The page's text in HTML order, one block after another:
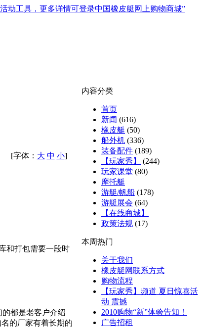
[字体： 大 中 小]
和打包需要一段时
都是老客户介绍
的厂家有着长期的
内容分类
首页
新闻 (616)
橡皮艇 (50)
船外机 (336)
装备配件 (189)
【玩家秀】
(244)
玩家课堂 (80)
摩托艇
游艇/帆船 (178)
游艇展会 (64)
【在线商城】
政策法规 (17)
本周热门
关于我们
橡皮艇网联系方式
购物流程
【玩家秀】频道 夏日惊喜活
动 震撼
2010购物“新”体验告知！
广告招租